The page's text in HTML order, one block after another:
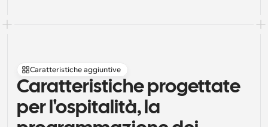
Caratteristiche aggiuntive
Caratteristiche progettate
per l'ospitalità, la